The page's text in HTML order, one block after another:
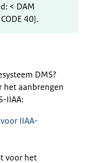
< DAM
40].
DMS?
het aanbrengen
IIAA:
IIAA-
voor het